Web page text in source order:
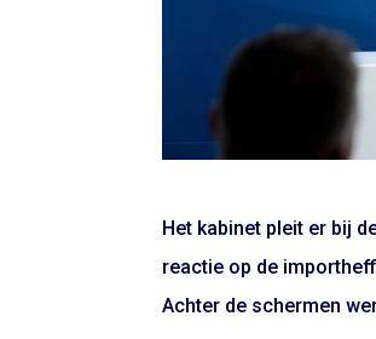
Het kabinet pleit er bij
reactie op de
Achter de schermen